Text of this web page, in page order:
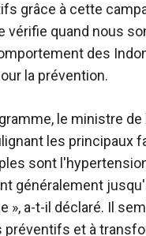
grâce à cette
vérifie quand nous
des
la prévention.
le ministre
les principaux
sont
généralement
», a-t-il déclaré. Il
et à